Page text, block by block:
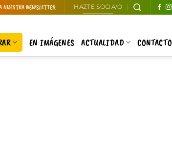
NUESTRA NEWSLETTER HAZTE SOCIA/O
EN IMÁGENES ACTUALIDAD CONTACTO